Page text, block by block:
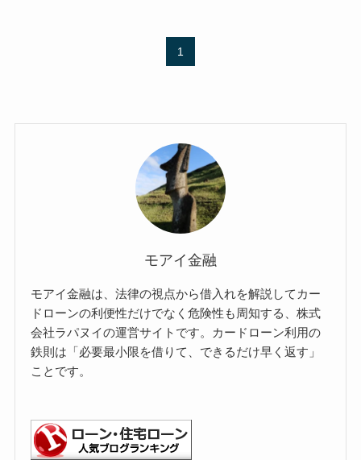
1
モアイ金融
モアイ金融は、法律の視点から借入れを解説してカー
ドローンの利便性だけでなく危険性も周知する、株式
会社ラパヌイの運営サイトです。カードローン利用の
鉄則は「必要最小限を借りて、できるだけ早く返す」
ことです。